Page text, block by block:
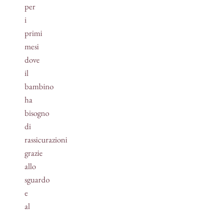
per
i
primi
mesi
dove
il
bambino
ha
bisogno
di
rassicurazioni
grazie
allo
sguardo
e
al